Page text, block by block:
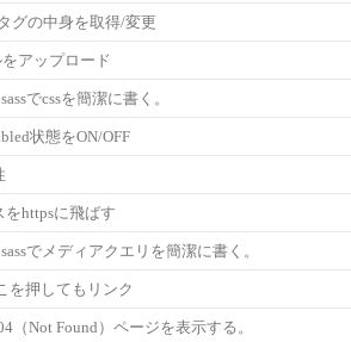
グの中身を取得/変更
アップロード
でcssを簡潔に書く。
状態をON/OFF
をhttpsに飛ばす
でメディアクエリを簡潔に書く。
を押してもリンク
（Not Found）ページを表示する。